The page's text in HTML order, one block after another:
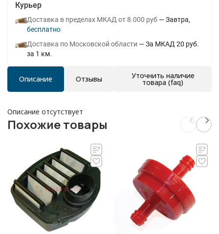
Курьер
Доставка в пределах МКАД от 8.000 руб
Завтра
Бесплатно
Доставка по Московской области
За МКАД 20 руб.
за 1 км.
Описание Отзывы Уточнить наличие
товара (faq)
Описание отсутствует
Похожие товары